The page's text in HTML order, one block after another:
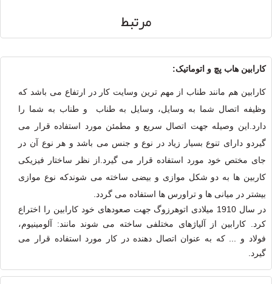
مرتبط
کارابین هاب پچ و اتوماتیک:
کارابین هم مانند طناب از مهم ترین وسایت کار در ارتفاع می باشد که
وظیفه اتصال شما به وسایل، وسایل به طناب و طناب به شما را
دارد.این وصیله جهت اتصال سریع و مطمئن مورد استفاده قرار می
گیردو دارای تنوع بسیار زیاد در نوع و جنس می باشد و هر نوع آن در
جای مختص خود مورد استفاده قرار می گیرد.از نظر ساختار فیزیکی
کاربین ها به دو شکل موازی و بیضی ساخته می شوندکه نوع موازی
بیشتر در میانی ها و تراورس ها استفاده می گردد.
در سال 1910 میلادی اتوهرزوگ جهت صعودهای خود کارابین را اختراع
کرد. کارابین از آلیاژهای مختلفی ساخته می شوند مانند: آلومینیوم،
فولاد و ... که به عنوان اتصال دهنده در کار مورد استفاده قرار می
گیرد.